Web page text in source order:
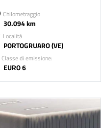
Chilometraggio
30.094 km
Località
PORTOGRUARO (VE)
Classe di emissione:
EURO 6